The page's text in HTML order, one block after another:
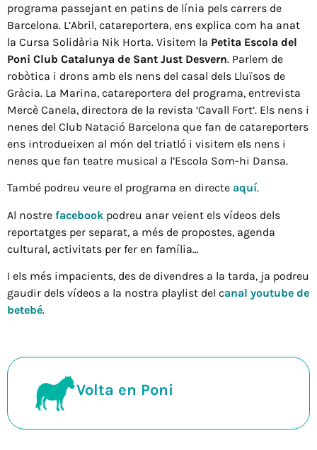
programa passejant en patins de línia pels carrers de
Barcelona. L’Abril, catareportera, ens explica com ha anat
la Cursa Solidària Nik Horta. Visitem la Petita Escola del
Poni Club Catalunya de Sant Just Desvern. Parlem de
robòtica i drons amb els nens del casal dels Lluïsos de
Gràcia. La Marina, catareportera del programa, entrevista
Mercè Canela, directora de la revista ‘Cavall Fort’. Els nens i
nenes del Club Natació Barcelona que fan de catareporters
ens introdueixen al món del triatló i visitem els nens i
nenes que fan teatre musical a l’Escola Som-hi Dansa.
També podreu veure el programa en directe aquí.
Al nostre facebook podreu anar veient els vídeos dels
reportatges per separat, a més de propostes, agenda
cultural, activitats per fer en família…
I els més impacients, des de divendres a la tarda, ja podreu
gaudir dels vídeos a la nostra playlist del canal youtube de
betebé.
Volta en Poni